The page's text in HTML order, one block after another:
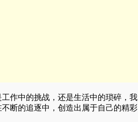
作中的挑战，还是生活中的琐碎，我
断的追逐中，创造出属于自己的精彩